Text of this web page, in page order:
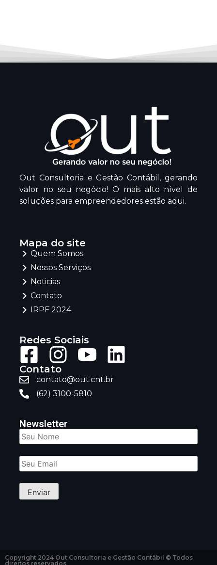
Out Consultoria e Gestão Contábil, gerando
valor no seu negócio! O mais alto nível de
soluções para empreendedores estão aqui.
Mapa do site
Quem Somos
Nossos Serviços
Noticias
Contato
IRPF 2024
Redes Sociais
Contato
contato@out.cnt.br
(62) 3100-5810
Newsletter
Copyright 2024 Out Consultoria e Gestão Contábil © Todos
direitos reservados